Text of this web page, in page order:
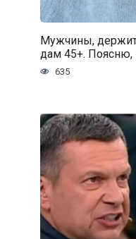
Мужчины,
дам 45+. Поясню,
635